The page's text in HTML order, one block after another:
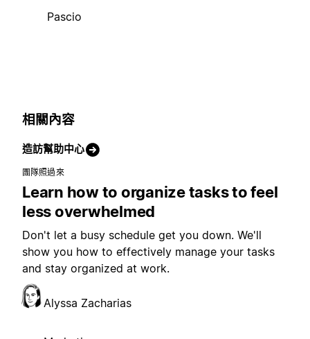
Pascio
相關內容
造訪幫助中心
團隊照過來
Learn how to organize tasks to feel
less overwhelmed
Don't let a busy schedule get you down. We'll
show you how to effectively manage your tasks
and stay organized at work.
Alyssa Zacharias